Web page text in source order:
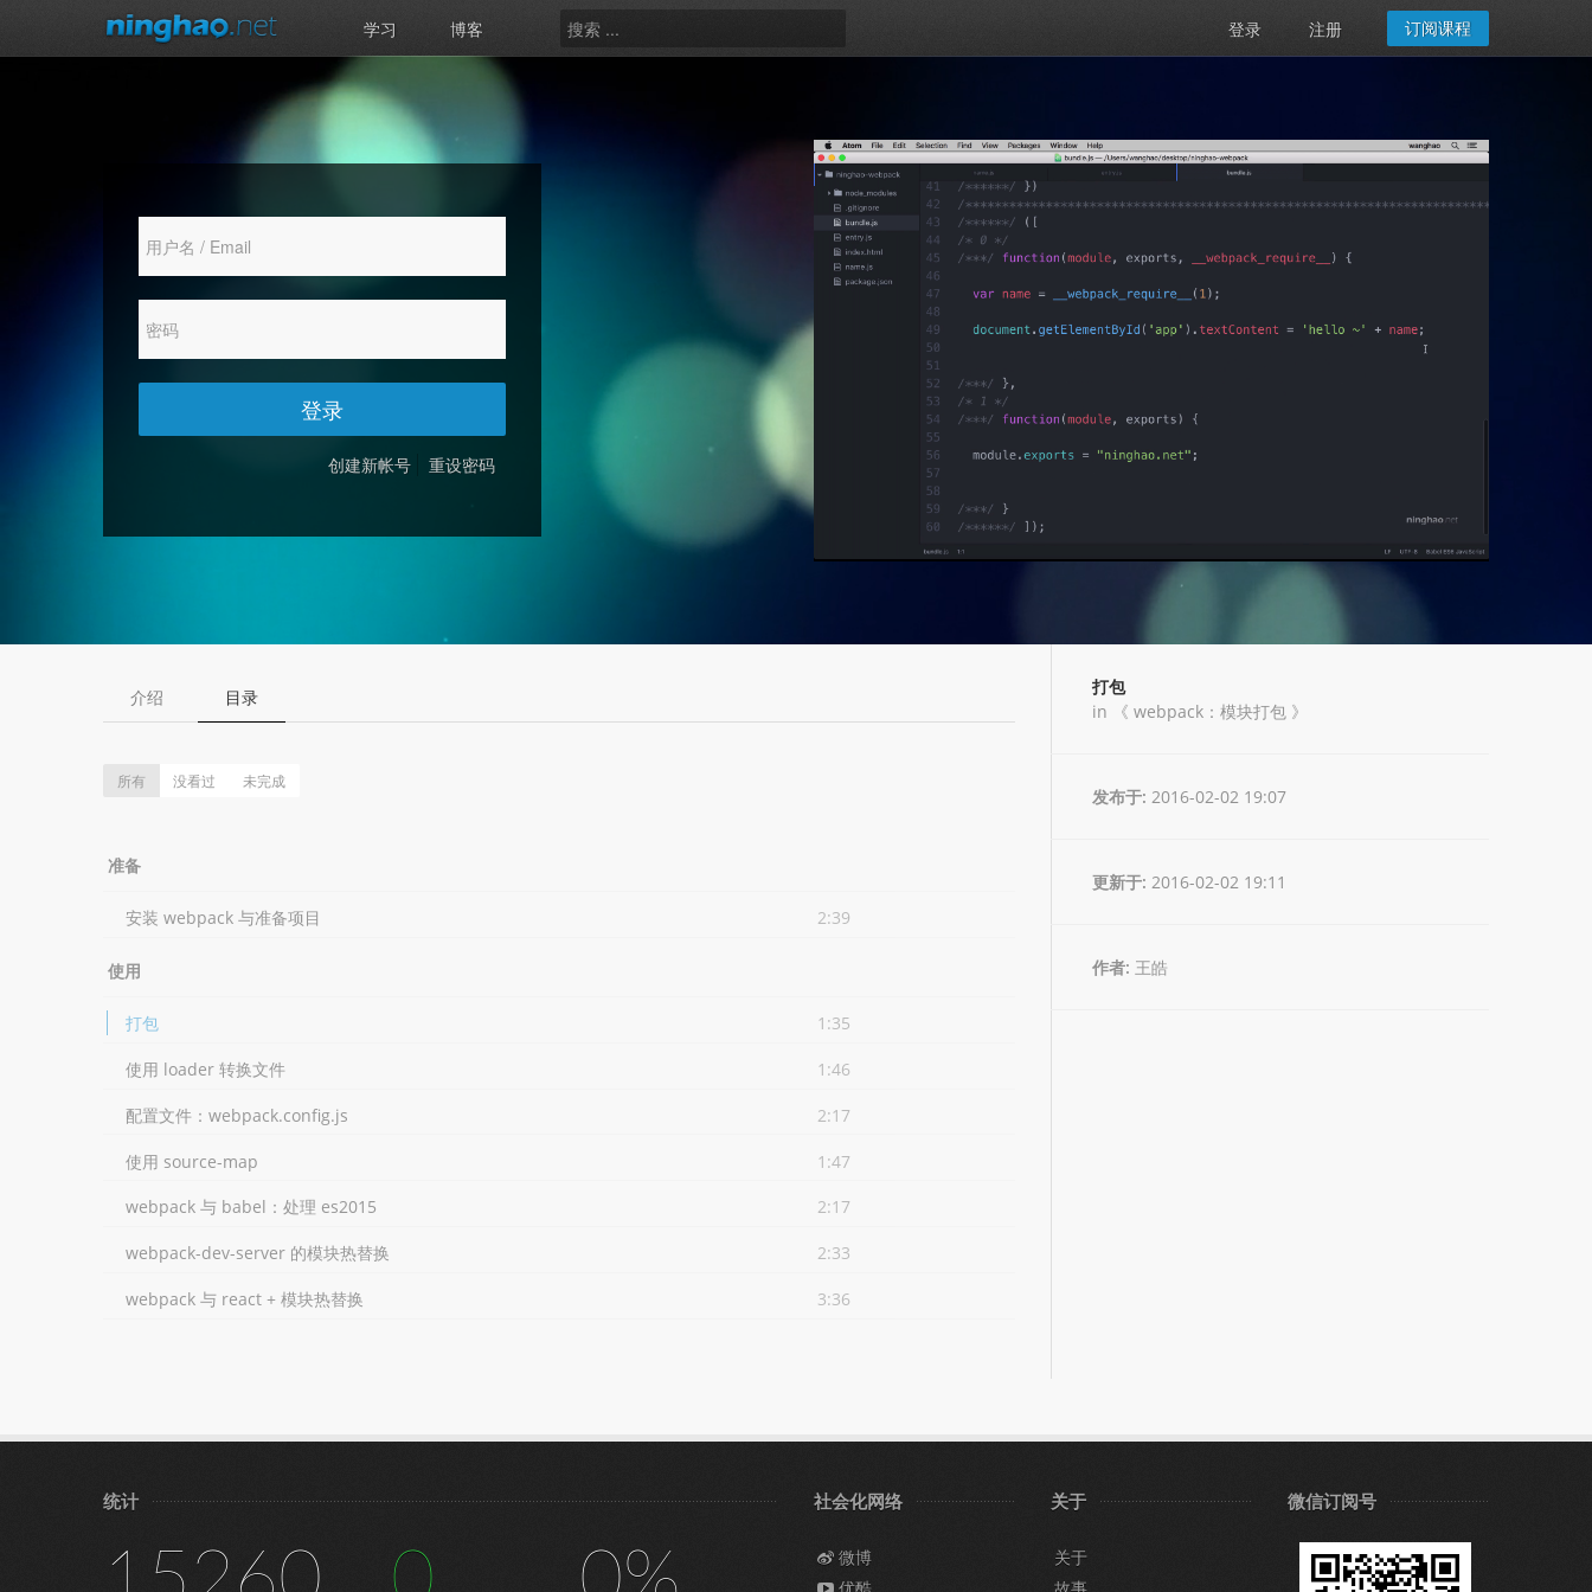
学习 博客 登录 注册 订阅课程
创建新帐号 重设密码
登录
介绍 目录
所有 没看过 未完成
准备
安装 webpack 与准备项目 2:39
使用
打包 1:35
使用 loader 转换文件 1:46
配置文件：webpack.config.js 2:17
使用 source-map 1:47
webpack 与 babel：处理 es2015 2:17
webpack-dev-server 的模块热替换 2:33
webpack 与 react + 模块热替换 3:36
打包
in 《 webpack：模块打包 》
发布于: 2016-02-02 19:07
更新于: 2016-02-02 19:11
作者: 王皓
统计 社会化网络
微博
优酷
关于
关于
故事
微信订阅号